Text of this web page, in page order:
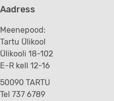
Aadress
Meenepood:
Tartu Ülikool
Ülikooli 18-102
E-R kell 12-16
50090 TARTU
Tel 737 6789